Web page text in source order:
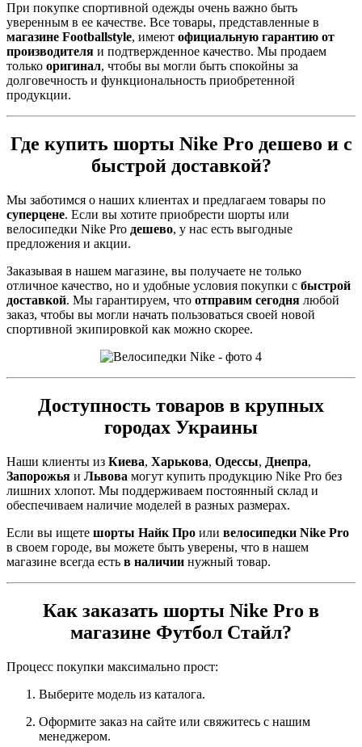
При покупке спортивной одежды очень важно быть
уверенным в ее качестве. Все товары, представленные в
магазине Footballstyle, имеют официальную гарантию от
производителя и подтвержденное качество. Мы продаем
только оригинал, чтобы вы могли быть спокойны за
долговечность и функциональность приобретенной
продукции.
Где купить шорты Nike Pro дешево и с
быстрой доставкой?
Мы заботимся о наших клиентах и предлагаем товары по
суперцене. Если вы хотите приобрести шорты или
велосипедки Nike Pro дешево, у нас есть выгодные
предложения и акции.
Заказывая в нашем магазине, вы получаете не только
отличное качество, но и удобные условия покупки с быстрой
доставкой. Мы гарантируем, что отправим сегодня любой
заказ, чтобы вы могли начать пользоваться своей новой
спортивной экипировкой как можно скорее.
Доступность товаров в крупных
городах Украины
Наши клиенты из Киева, Харькова, Одессы, Днепра,
Запорожья и Львова могут купить продукцию Nike Pro без
лишних хлопот. Мы поддерживаем постоянный склад и
обеспечиваем наличие моделей в разных размерах.
Если вы ищете шорты Найк Про или велосипедки Nike Pro
в своем городе, вы можете быть уверены, что в нашем
магазине всегда есть в наличии нужный товар.
Как заказать шорты Nike Pro в
магазине Футбол Стайл?
Процесс покупки максимально прост:
Выберите модель из каталога.
Оформите заказ на сайте или свяжитесь с нашим
менеджером.